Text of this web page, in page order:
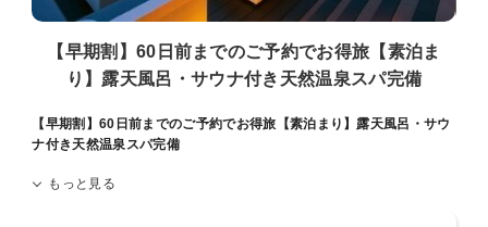
※タトゥーのあるお客様はスパのご利用をご遠慮いただいておりま
（天然温泉は加温あり・加水なし・循環ろ過装置使用
■全室禁煙です。館内1階・3階に喫煙スペースがございます。
■添い寝は有料人数1名様につき、お子様1名様（未就学児のみ）まで
となります。
■お部屋にございますナイトウェア・スリッパご着用時は、スパのみ
【早期割】60日前までのご予約でお得旅【素泊ま
り】露天風呂・サウナ付き天然温泉スパ完備
【早期割】60日前までのご予約でお得旅【素泊まり】露天風呂・サウ
ナ付き天然温泉スパ完備
※※ご予約は60日前までがお得！インターネット予約限定 素泊まりプ
もっと見る